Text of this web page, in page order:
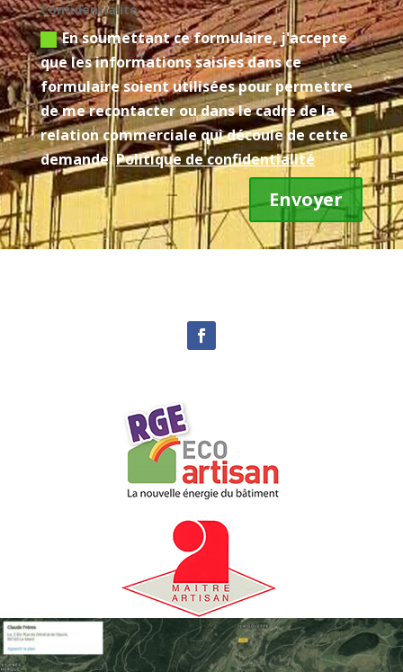
Confidentialité
En soumettant ce formulaire, j'accepte
que les informations saisies dans ce
formulaire soient utilisées pour permettre
de me recontacter ou dans le cadre de la
relation commerciale qui découle de cette
demande.Politique de confidentialité
Envoyer